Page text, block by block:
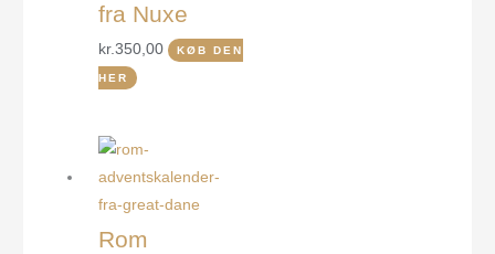
fra Nuxe
kr.350,00 KØB DEN
HER
Rom